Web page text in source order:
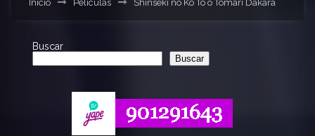
Inicio Películas Shinseki no Ko To o Tomari Dakara
Buscar
Buscar